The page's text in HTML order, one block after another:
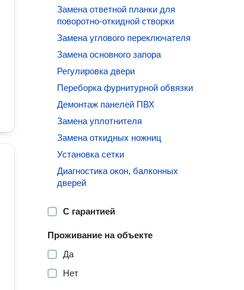
Замена ответной планки для
поворотно-откидной створки
Замена углового переключателя
Замена основного запора
Регулировка двери
Переборка фурнитурной обвязки
Демонтаж панелей ПВХ
Замена уплотнителя
Замена откидных ножниц
Установка сетки
Диагностика окон, балконных
дверей
С гарантией
Проживание на объекте
Да
Нет